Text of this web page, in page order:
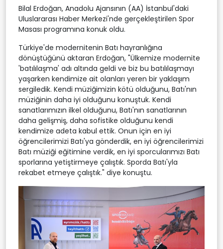
Bilal Erdoğan, Anadolu Ajansının (AA) İstanbul'daki
Uluslararası Haber Merkezi'nde gerçekleştirilen Spor
Masası programına konuk oldu.
Türkiye'de modernitenin Batı hayranlığına
dönüştüğünü aktaran Erdoğan, "Ülkemize modernite
'batılılaşma' adı altında geldi ve biz bu batılılaşmayı
yaşarken kendimize ait olanları yeren bir yaklaşım
sergiledik. Kendi müziğimizin kötü olduğunu, Batı'nın
müziğinin daha iyi olduğunu konuştuk. Kendi
sanatlarımızın ilkel olduğunu, Batı'nın sanatlarının
daha gelişmiş, daha sofistike olduğunu kendi
kendimize adeta kabul ettik. Onun için en iyi
öğrencilerimizi Batı'ya gönderdik, en iyi öğrencilerimizi
Batı müziği eğitimine verdik, en iyi sporcularımızı Batı
sporlarına yetiştirmeye çalıştık. Sporda Batı'yla
rekabet etmeye çalıştık." diye konuştu.